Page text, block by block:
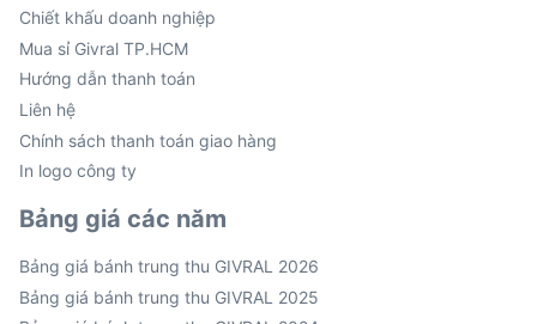
Chiết khấu doanh nghiệp
Mua sỉ Givral TP.HCM
Hướng dẫn thanh toán
Liên hệ
Chính sách thanh toán giao hàng
In logo công ty
Bảng giá các năm
Bảng giá bánh trung thu GIVRAL 2026
Bảng giá bánh trung thu GIVRAL 2025